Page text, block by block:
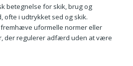
betegnelse for skik, brug og
ofte i udtrykket sed og skik.
uformelle normer eller
der regulerer adfærd uden at være